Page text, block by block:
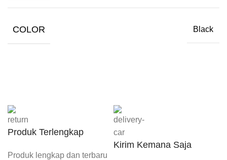
COLOR Black
Produk Terlengkap
Produk lengkap dan terbaru
Kirim Kemana Saja